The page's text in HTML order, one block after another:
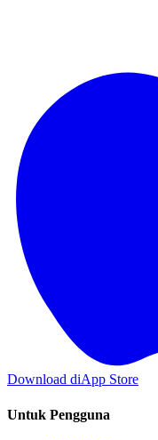
Download diApp Store
Untuk Pengguna